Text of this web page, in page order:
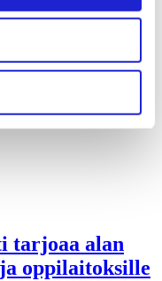
vuotta
ry:stä ja sen
jäseniimme
tarjoaa alan
oppilaitoksille